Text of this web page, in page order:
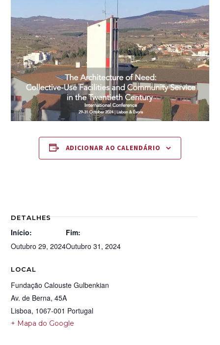
ADICIONAR AO CALENDÁRIO
DETALHES
Início:
Outubro 29, 2024
Fim:
Outubro 31, 2024
LOCAL
Fundação Calouste Gulbenkian
Av. de Berna, 45A
Lisboa, 1067-001 Portugal
+ Mapa do Google